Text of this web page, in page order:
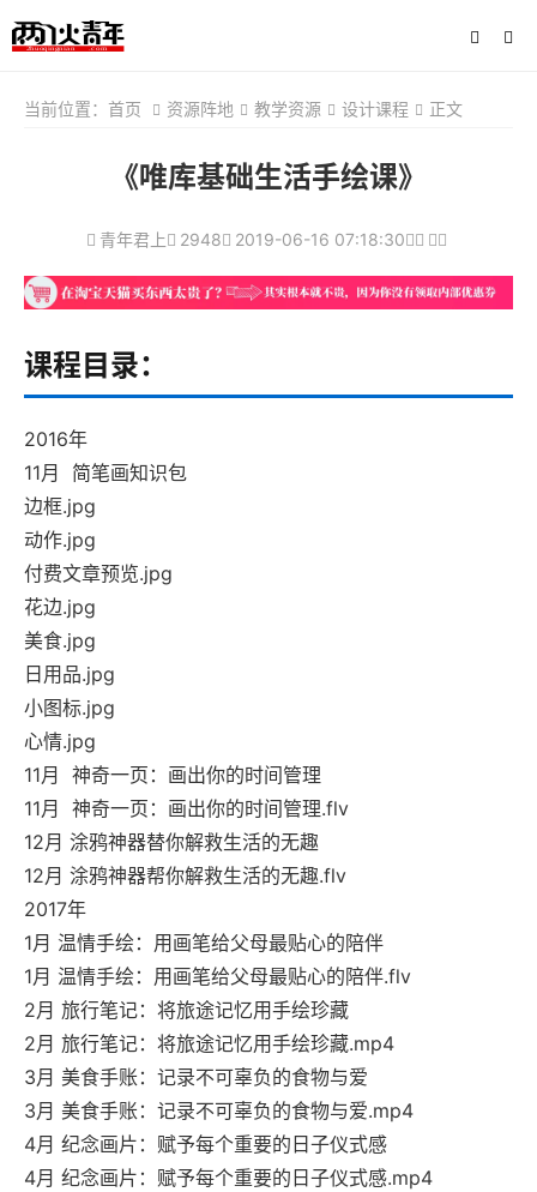
当前位置： 首页 资源阵地 教学资源 设计课程 正文
《唯库基础生活手绘课》
青年君上 2948 2019-06-16 07:18:30
课程目录：
2016年
11月 简笔画知识包
边框.jpg
动作.jpg
付费文章预览.jpg
花边.jpg
美食.jpg
日用品.jpg
小图标.jpg
心情.jpg
11月 神奇一页：画出你的时间管理
11月 神奇一页：画出你的时间管理.flv
12月 涂鸦神器替你解救生活的无趣
12月 涂鸦神器帮你解救生活的无趣.flv
2017年
1月 温情手绘：用画笔给父母最贴心的陪伴
1月 温情手绘：用画笔给父母最贴心的陪伴.flv
2月 旅行笔记：将旅途记忆用手绘珍藏
2月 旅行笔记：将旅途记忆用手绘珍藏.mp4
3月 美食手账：记录不可辜负的食物与爱
3月 美食手账：记录不可辜负的食物与爱.mp4
4月 纪念画片：赋予每个重要的日子仪式感
4月 纪念画片：赋予每个重要的日子仪式感.mp4